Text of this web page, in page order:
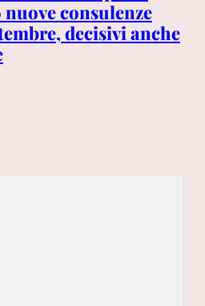
consulenze
decisivi anche